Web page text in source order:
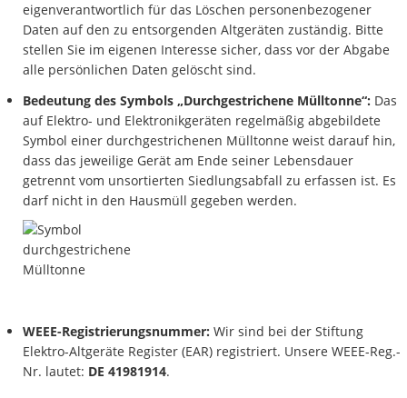
eigenverantwortlich für das Löschen personenbezogener
Daten auf den zu entsorgenden Altgeräten zuständig. Bitte
stellen Sie im eigenen Interesse sicher, dass vor der Abgabe
alle persönlichen Daten gelöscht sind.
Bedeutung des Symbols „Durchgestrichene Mülltonne“: Das
auf Elektro- und Elektronikgeräten regelmäßig abgebildete
Symbol einer durchgestrichenen Mülltonne weist darauf hin,
dass das jeweilige Gerät am Ende seiner Lebensdauer
getrennt vom unsortierten Siedlungsabfall zu erfassen ist. Es
darf nicht in den Hausmüll gegeben werden.
WEEE-Registrierungsnummer: Wir sind bei der Stiftung
Elektro-Altgeräte Register (EAR) registriert. Unsere WEEE-Reg.-
Nr. lautet: DE 41981914.